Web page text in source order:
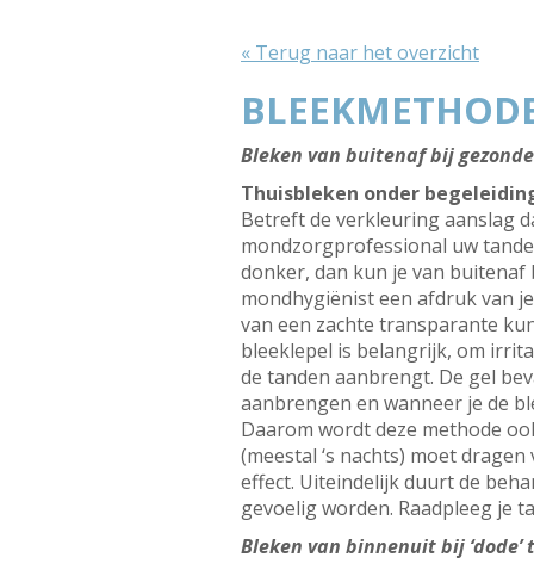
« Terug naar het overzicht
Bleken van buitenaf bij
Thuisbleken onder
Betreft de verkleuring aanslag
mondzorgprofessional uw
donker, dan kun je van
mondhygiënist een afdruk van
van een zachte transparante
bleeklepel is belangrijk, om
de tanden aanbrengt. De gel
aanbrengen en wanneer je de
Daarom wordt deze methode
(meestal ‘s nachts) moet
effect. Uiteindelijk duurt de
gevoelig worden. Raadpleeg je
Bleken van binnenuit bij ‘dode’